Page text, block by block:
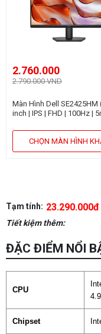
2.760.000
2.790.000 VND
Màn Hình Dell SE2425HM
inch | IPS | FHD | 100Hz |
CHỌN MÀN HÌNH
Tạm tính: 23.290.000đ
Tiết kiệm thêm:
ĐẶC ĐIỂM NỔI
CPU
Chipset